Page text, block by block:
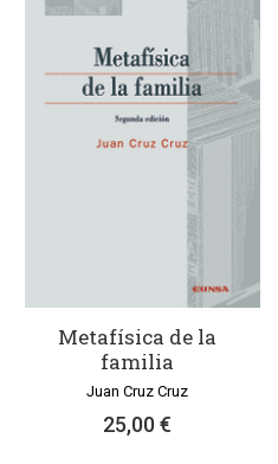
Metafísica de la
familia
Juan Cruz Cruz
25,00 €